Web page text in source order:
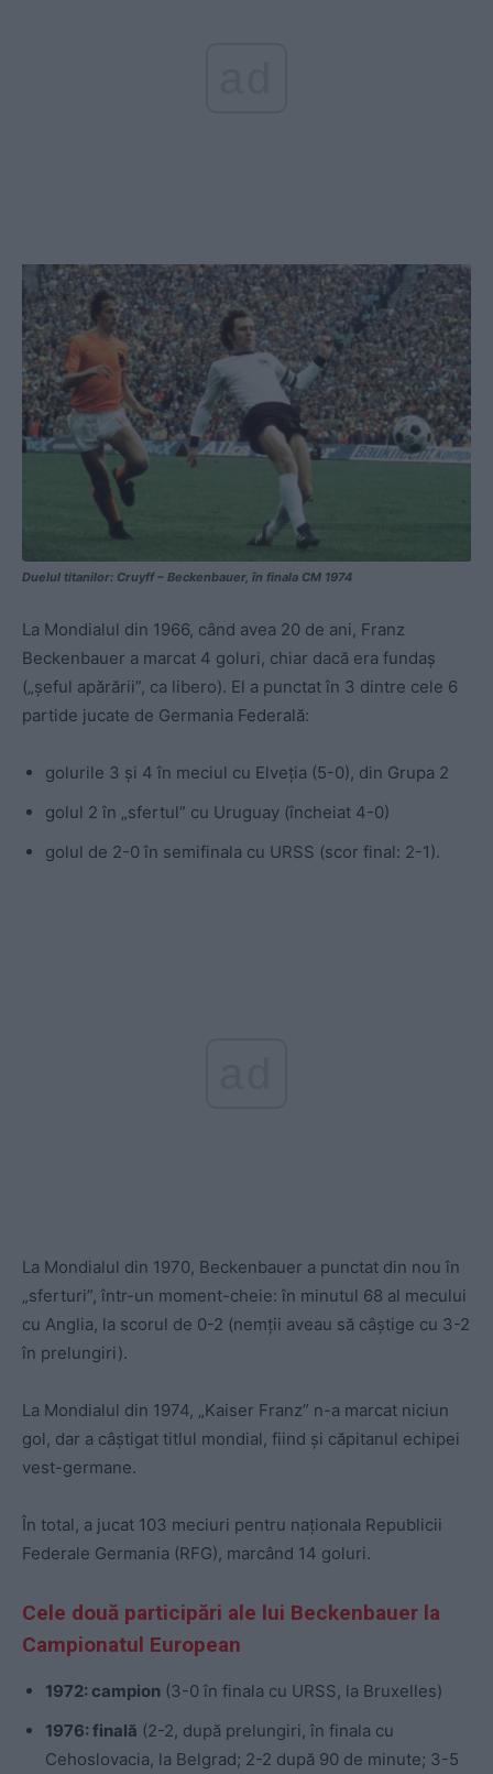
Duelul titanilor: Cruyff – Beckenbauer, în finala CM 1974
La Mondialul din 1966, când avea 20 de ani, Franz
Beckenbauer a marcat 4 goluri, chiar dacă era fundaș
(„șeful apărării”, ca libero). El a punctat în 3 dintre cele 6
partide jucate de Germania Federală:
golurile 3 și 4 în meciul cu Elveția (5-0), din Grupa 2
golul 2 în „sfertul” cu Uruguay (încheiat 4-0)
golul de 2-0 în semifinala cu URSS (scor final: 2-1).
La Mondialul din 1970, Beckenbauer a punctat din nou în
„sferturi”, într-un moment-cheie: în minutul 68 al mecului
cu Anglia, la scorul de 0-2 (nemții aveau să câștige cu 3-2
în prelungiri).
La Mondialul din 1974, „Kaiser Franz” n-a marcat niciun
gol, dar a câștigat titlul mondial, fiind și căpitanul echipei
vest-germane.
În total, a jucat 103 meciuri pentru naționala Republicii
Federale Germania (RFG), marcând 14 goluri.
Cele două participări ale lui Beckenbauer la
Campionatul European
1972: campion (3-0 în finala cu URSS, la Bruxelles)
1976: finală (2-2, după prelungiri, în finala cu
Cehoslovacia, la Belgrad; 2-2 după 90 de minute; 3-5